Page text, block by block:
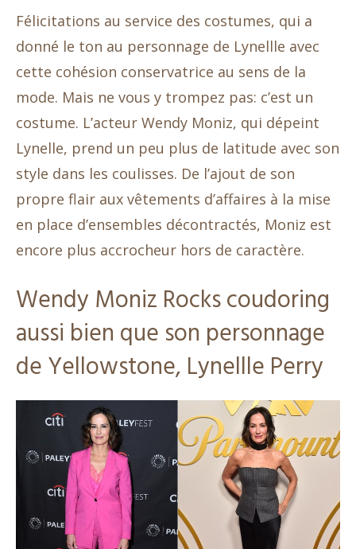
Félicitations au service des costumes, qui a
donné le ton au personnage de Lynellle avec
cette cohésion conservatrice au sens de la
mode. Mais ne vous y trompez pas: c’est un
costume. L’acteur Wendy Moniz, qui dépeint
Lynelle, prend un peu plus de latitude avec son
style dans les coulisses. De l’ajout de son
propre flair aux vêtements d’affaires à la mise
en place d’ensembles décontractés, Moniz est
encore plus accrocheur hors de caractère.
Wendy Moniz Rocks coudoring
aussi bien que son personnage
de Yellowstone, Lynellle Perry